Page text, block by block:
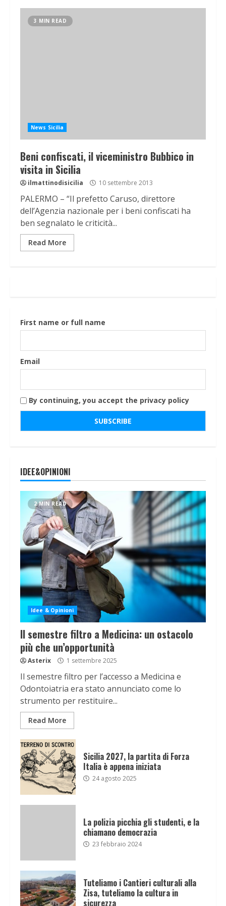
3 MIN READ
News Sicilia
Beni confiscati, il viceministro Bubbico in
visita in Sicilia
ilmattinodisicilia 10 settembre 2013
PALERMO – “Il prefetto Caruso, direttore
dell’Agenzia nazionale per i beni confiscati ha
ben segnalato le criticità...
Read More
First name or full name
Email
By continuing, you accept the privacy policy
IDEE&OPINIONI
2 MIN READ
Idee & Opinioni
Il semestre filtro a Medicina: un ostacolo
più che un’opportunità
Asterix 1 settembre 2025
Il semestre filtro per l’accesso a Medicina e
Odontoiatria era stato annunciato come lo
strumento per restituire...
Read More
Sicilia 2027, la partita di Forza
Italia è appena iniziata
24 agosto 2025
La polizia picchia gli studenti, e la
chiamano democrazia
23 febbraio 2024
Tuteliamo i Cantieri culturali alla
Zisa, tuteliamo la cultura in
sicurezza